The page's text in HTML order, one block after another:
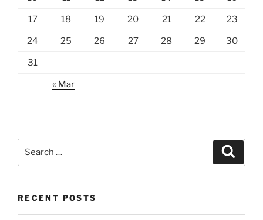
17 18 19 20 21 22 23
24 25 26 27 28 29 30
31
« Mar
RECENT POSTS